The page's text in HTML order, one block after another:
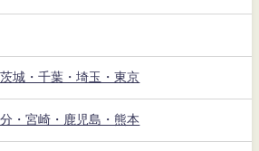
城・千葉・埼玉・東京
・宮崎・鹿児島・熊本